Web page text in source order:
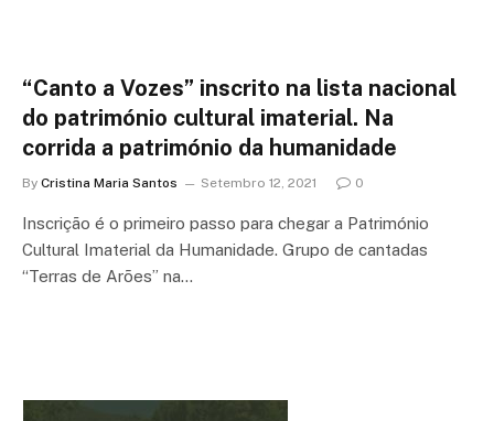
“Canto a Vozes” inscrito na lista nacional
do património cultural imaterial. Na
corrida a património da humanidade
By Cristina Maria Santos Setembro 12, 2021 0
Inscrição é o primeiro passo para chegar a Património
Cultural Imaterial da Humanidade. Grupo de cantadas
“Terras de Arões” na…